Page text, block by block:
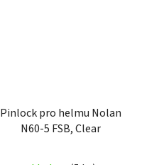
Pinlock pro helmu Nolan
N60-5 FSB, Clear